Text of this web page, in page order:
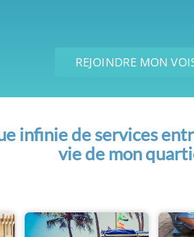
REJOINDRE MON
infinie de services
vie de mon